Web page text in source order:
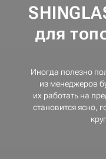
для
Иногда полезно
из менеджеров
их работать на
становится ясно,